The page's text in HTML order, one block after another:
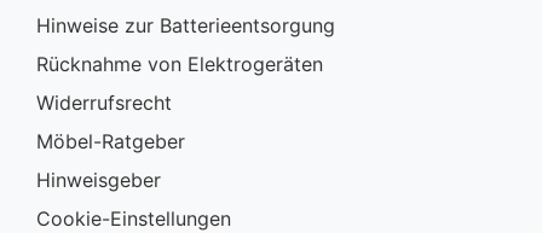
Hinweise zur Batterieentsorgung
Rücknahme von Elektrogeräten
Widerrufsrecht
Möbel-Ratgeber
Hinweisgeber
Cookie-Einstellungen